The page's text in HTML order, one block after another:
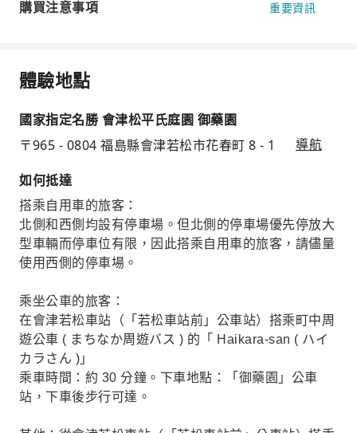
購買注意事項 重要資訊
體驗地點
國家指定名勝 會津松平氏庭園 御藥園
〒965 - 0804 福島縣會津若松市花春町 8 - 1
導航
如何抵達
搭乘自用車的旅客：
北側和西側均設有停車場。但北側的停車場優先停放大
型車輛而停車位有限，因此搭乘自用車的旅客，請儘量
使用西側的停車場。
乘坐公車的旅客：
在會津若松車站（「若松車站前」公車站）搭乘町中周
遊公車 ( まちなか周遊バス ) 的「 Haikara-san ( ハイ
カラさん )」
乘車時間：約 30 分鐘。下車地點：「御藥園」公車
站，下車後步行可達。